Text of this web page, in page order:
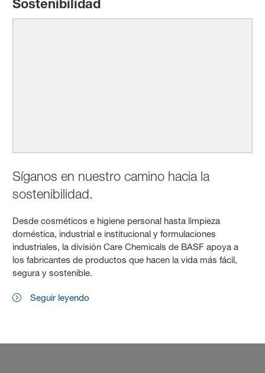
Sostenibilidad
Síganos en nuestro camino hacia la
sostenibilidad.
Desde cosméticos e higiene personal hasta limpieza
doméstica, industrial e institucional y formulaciones
industriales, la división Care Chemicals de BASF apoya a
los fabricantes de productos que hacen la vida más fácil,
segura y sostenible.
Seguir leyendo